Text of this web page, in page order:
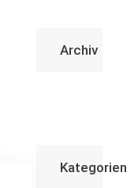
Archiv
Kategorien